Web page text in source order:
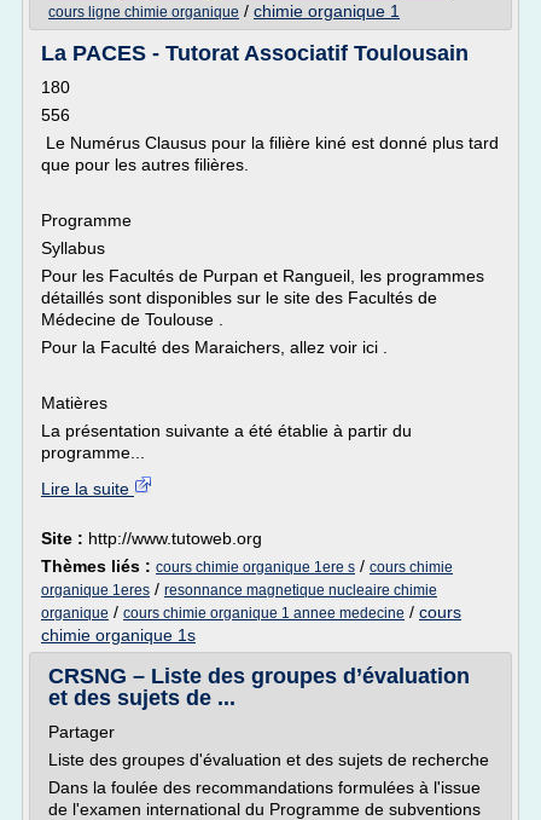
cours ligne chimie organique / chimie organique 1
La PACES - Tutorat Associatif Toulousain
180
556
Le Numérus Clausus pour la filière kiné est donné plus tard
que pour les autres filières.
Programme
Syllabus
Pour les Facultés de Purpan et Rangueil, les programmes
détaillés sont disponibles sur le site des Facultés de
Médecine de Toulouse .
Pour la Faculté des Maraichers, allez voir ici .
Matières
La présentation suivante a été établie à partir du
programme...
Lire la suite
Site : http://www.tutoweb.org
Thèmes liés : cours chimie organique 1ere s / cours chimie
organique 1eres / resonnance magnetique nucleaire chimie
organique / cours chimie organique 1 annee medecine / cours
chimie organique 1s
CRSNG – Liste des groupes d’évaluation
et des sujets de ...
Partager
Liste des groupes d'évaluation et des sujets de recherche
Dans la foulée des recommandations formulées à l'issue
de l'examen international du Programme de subventions